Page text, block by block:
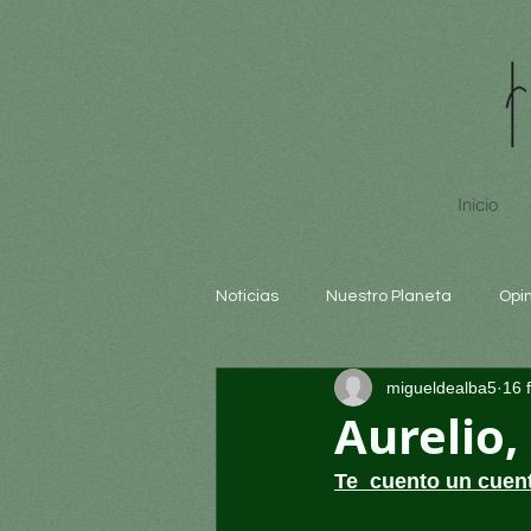
Inicio
Noticias Nuestro Planeta
Arte y cultura Educación
migueldealba5 16
Te  cuento un